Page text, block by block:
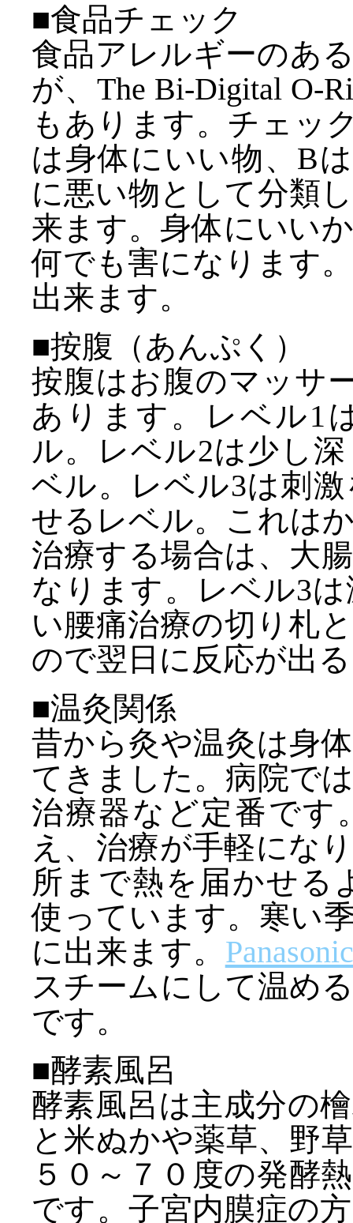
■食品チェック
食品アレルギーのあ
が、The Bi-Digital O-
もあります。チェッ
は身体にいい物、B
に悪い物として分類
来ます。身体にいい
何でも害になります
出来ます。
■按腹（あんぷく）
按腹はお腹のマッサ
あります。レベル1
ル。レベル2は少し
ベル。レベル3は刺
せるレベル。これは
治療する場合は、大
なります。レベル3
い腰痛治療の切り札
ので翌日に反応が出
■温灸関係
昔から灸や温灸は身
てきました。病院で
治療器など定番です
え、治療が手軽にな
所まで熱を届かせる
使っています。寒い
に出来ます。
スチームにして温め
です。
■酵素風呂
酵素風呂は主成分の
と米ぬかや薬草、野
５０～７０度の発酵
です。子宮内膜症の